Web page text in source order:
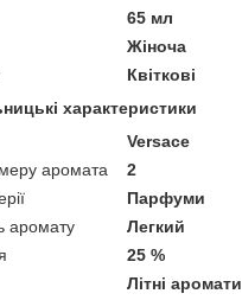
65 мл
Жіноча
Квіткові
характеристики
Versace
аромата
2
Парфуми
аромату
Легкий
25 %
Літні аромати